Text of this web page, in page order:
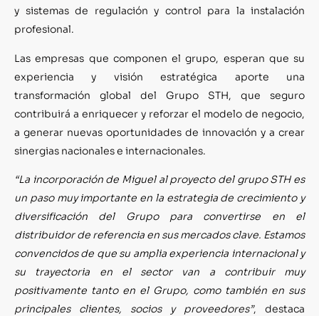
y sistemas de regulación y control para la instalación
profesional.
Las empresas que componen el grupo, esperan que su
experiencia y visión estratégica aporte una
transformación global del Grupo STH, que seguro
contribuirá a enriquecer y reforzar el modelo de negocio,
a generar nuevas oportunidades de innovación y a crear
sinergias nacionales e internacionales.
“La incorporación de Miguel al proyecto del grupo STH es
un paso muy importante en la estrategia de crecimiento y
diversificación del Grupo para convertirse en el
distribuidor de referencia en sus mercados clave. Estamos
convencidos de que su amplia experiencia internacional y
su trayectoria en el sector van a contribuir muy
positivamente tanto en el Grupo, como también en sus
principales clientes, socios y proveedores”, destaca